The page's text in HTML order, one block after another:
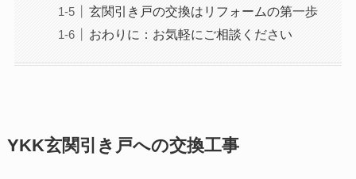
玄関引き戸の交換はリフォームの第一歩
おわりに：お気軽にご相談ください
YKK玄関引き戸への交換工事